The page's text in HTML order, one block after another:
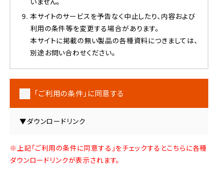
本サイトのサービスを予告なく中止したり、内容および
利用の条件等を変更する場合があります。
本サイトに掲載の無い製品の各種資料につきましては、
別途お問い合わせください。
「ご利用の条件」に同意する
▼ダウンロードリンク
※上記「ご利用の条件に同意する」をチェックするとこちらに各種
ダウンロードリンクが表示されます。